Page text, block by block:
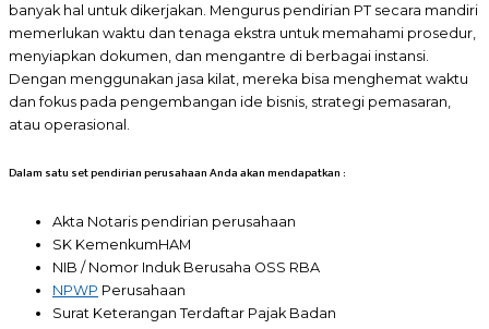
banyak hal untuk dikerjakan. Mengurus pendirian PT secara mandiri
memerlukan waktu dan tenaga ekstra untuk memahami prosedur,
menyiapkan dokumen, dan mengantre di berbagai instansi.
Dengan menggunakan jasa kilat, mereka bisa menghemat waktu
dan fokus pada pengembangan ide bisnis, strategi pemasaran,
atau operasional.
Dalam satu set pendirian perusahaan Anda akan mendapatkan :
Akta Notaris pendirian perusahaan
SK KemenkumHAM
NIB / Nomor Induk Berusaha OSS RBA
NPWP Perusahaan
Surat Keterangan Terdaftar Pajak Badan